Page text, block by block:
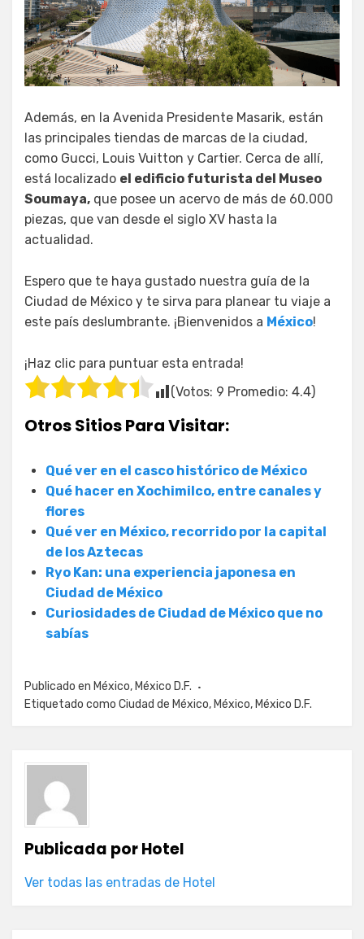
Además, en la Avenida Presidente Masarik, están
las principales tiendas de marcas de la ciudad,
como Gucci, Louis Vuitton y Cartier. Cerca de allí,
está localizado el edificio futurista del Museo
Soumaya, que posee un acervo de más de 60.000
piezas, que van desde el siglo XV hasta la
actualidad.
Espero que te haya gustado nuestra guía de la
Ciudad de México y te sirva para planear tu viaje a
este país deslumbrante. ¡Bienvenidos a México!
¡Haz clic para puntuar esta entrada!
(Votos: 9 Promedio: 4.4)
Otros Sitios Para Visitar:
Qué ver en el casco histórico de México
Qué hacer en Xochimilco, entre canales y
flores
Qué ver en México, recorrido por la capital
de los Aztecas
Ryo Kan: una experiencia japonesa en
Ciudad de México
Curiosidades de Ciudad de México que no
sabías
Publicado en México, México D.F.
Etiquetado como Ciudad de México, México, México D.F.
Publicada porHotel
Ver todas las entradas de Hotel